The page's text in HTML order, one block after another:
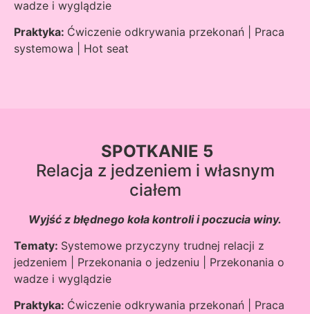
wadze i wyglądzie
Praktyka: Ćwiczenie odkrywania przekonań | Praca
systemowa | Hot seat
SPOTKANIE 5
Relacja z jedzeniem i własnym
ciałem
Wyjść z błędnego koła kontroli i poczucia winy.
Tematy: Systemowe przyczyny trudnej relacji z
jedzeniem | Przekonania o jedzeniu | Przekonania o
wadze i wyglądzie
Praktyka: Ćwiczenie odkrywania przekonań | Praca